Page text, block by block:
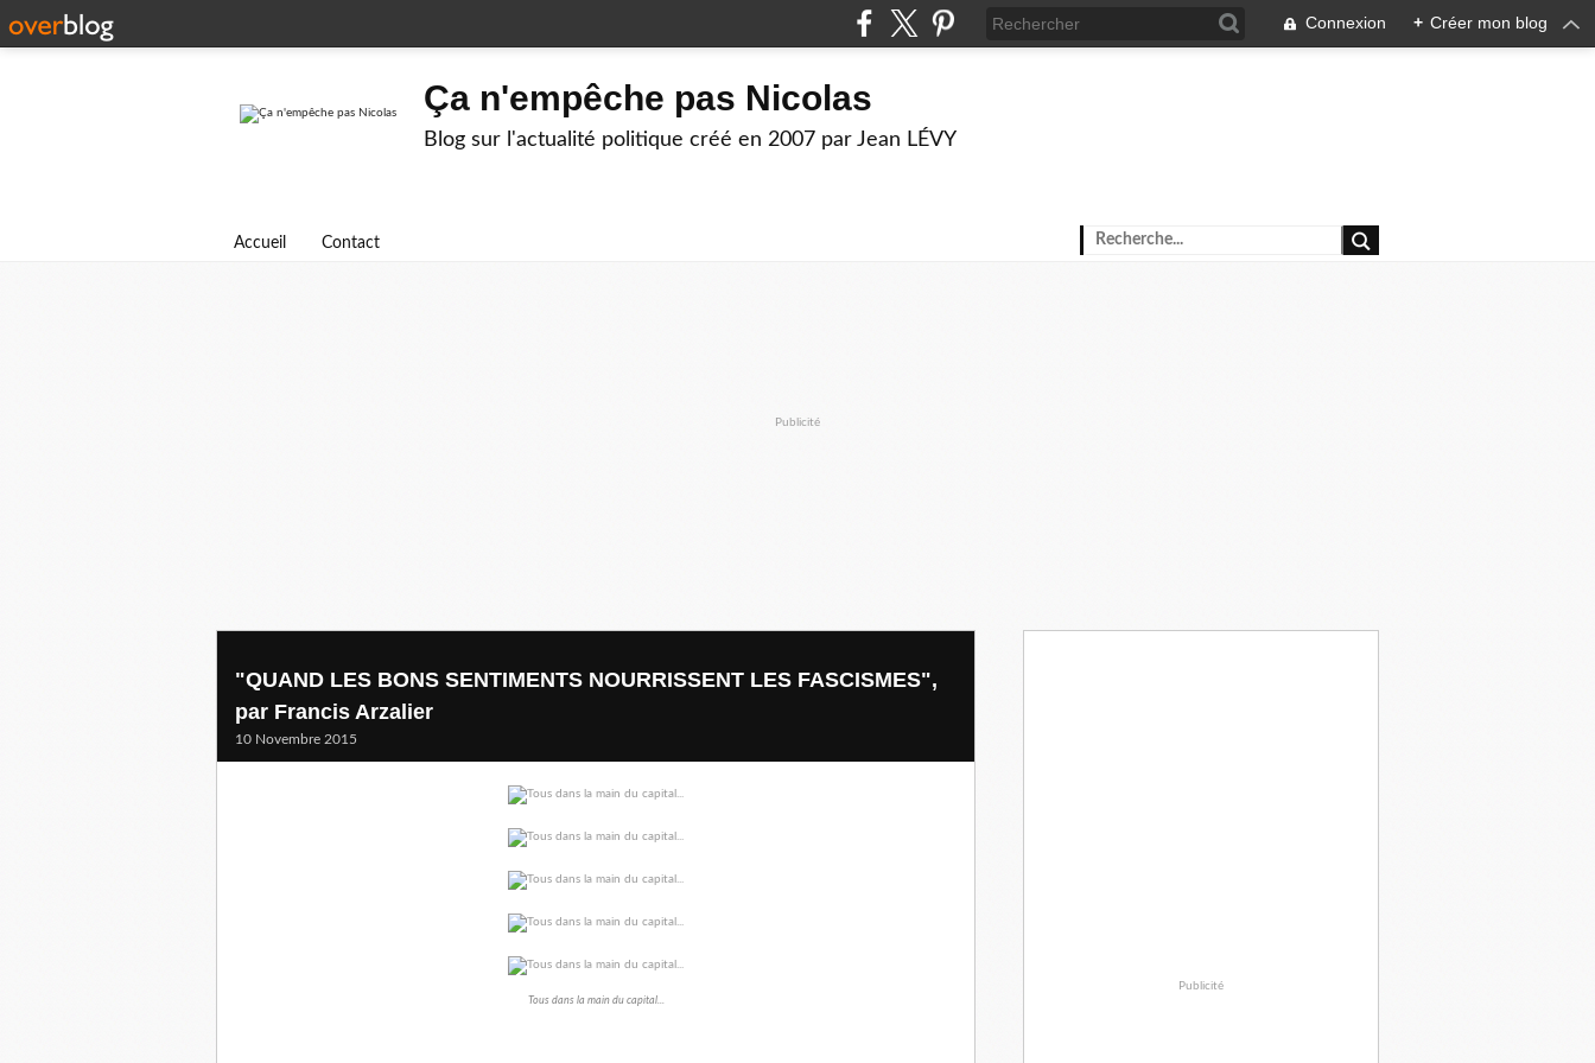
Connexion + Créer mon blog
Ça n'empêche pas Nicolas
Blog sur l'actualité politique créé en 2007 par Jean LÉVY
Accueil Contact
Publicité
"QUAND LES BONS SENTIMENTS NOURRISSENT LES FASCISMES",
par Francis Arzalier
10 Novembre 2015
Tous dans la main du capital...
Publicité